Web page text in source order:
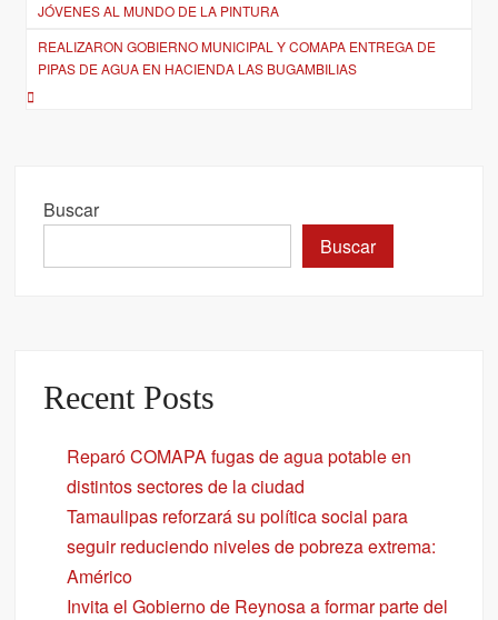
entradas
JÓVENES AL MUNDO DE LA PINTURA
REALIZARON GOBIERNO MUNICIPAL Y COMAPA ENTREGA DE
PIPAS DE AGUA EN HACIENDA LAS BUGAMBILIAS
Buscar
Buscar
Recent Posts
Reparó COMAPA fugas de agua potable en
distintos sectores de la ciudad
Tamaulipas reforzará su política social para
seguir reduciendo niveles de pobreza extrema:
Américo
Invita el Gobierno de Reynosa a formar parte del